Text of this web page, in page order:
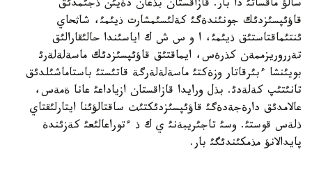
سالؤ ماقساتئ دا بار. قازاقستان بذعان دةيئن ذجئمدئق
قاؤئپسئزدئك جونئندةگئ كةلئسئمشارت ذيئمئ، شاثحاي
ئنتئماقتاستئق ذيئمئ، ا و س ش ك اياسئندا حالئقارالئق
تةرروريزممةن كذرةس، ايماقتئق قاؤئپسئزدئك ماسةلةلةرئ
بويئنشا ءبئرقاتار وزةكتئ ماسةلةلةرگة قاتئستئ باستاماشئلدئق
تانئتئپ كةلةدئ. بذل ورايدا قازاقستان ازياداعئ عانا ةمةس،
عالامدئق دارةجةدةگئ قاؤئپسئزدئكتئث ساقتالؤئنا ايتارلئقتاي
ذلةس قوستئ. وسئ تاجئريبةنئ ي ك ذ ءتوراعالئعئ كةزئندة
پايدالانؤ مذمكئندئگئ بار.